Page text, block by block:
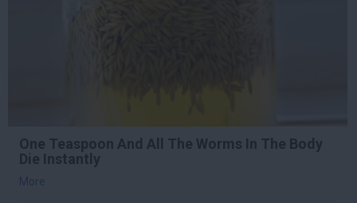
One Teaspoon And All The Worms In The Body
Die Instantly
More